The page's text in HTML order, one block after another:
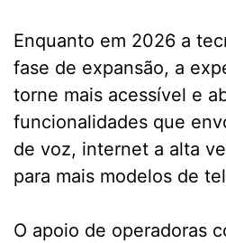
Enquanto em 2026 a
fase de expansão, a
torne mais acessível e
funcionalidades que
de voz, internet a alta
para mais modelos de
O apoio de operadoras